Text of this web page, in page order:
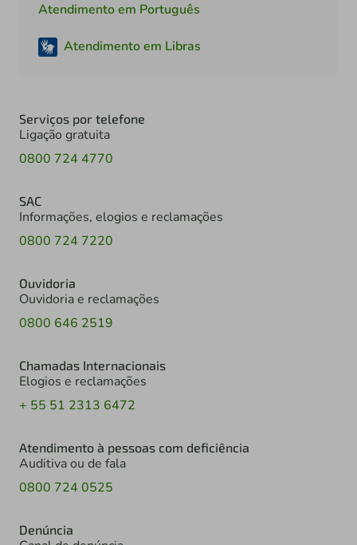
Atendimento em Português
Atendimento em Libras
Serviços por telefone
Ligação gratuita
0800 724 4770
SAC
Informações, elogios e reclamações
0800 724 7220
Ouvidoria
Ouvidoria e reclamações
0800 646 2519
Chamadas Internacionais
Elogios e reclamações
+ 55 51 2313 6472
Atendimento à pessoas com deficiência
Auditiva ou de fala
0800 724 0525
Denúncia